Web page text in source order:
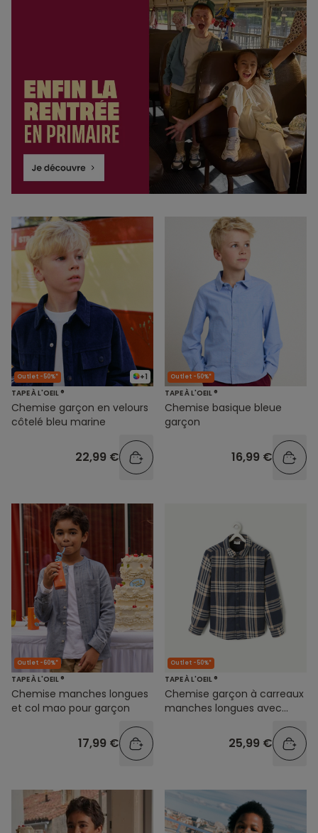
+1
Outlet -50%*
TAPE À L'OEIL ®
Chemise garçon en velours
côtelé bleu marine
22,99 €
Outlet -50%*
TAPE À L'OEIL ®
Chemise basique bleue
garçon
16,99 €
Outlet -60%*
TAPE À L'OEIL ®
Chemise manches longues
et col mao pour garçon
17,99 €
Outlet -50%*
TAPE À L'OEIL ®
Chemise garçon à carreaux
manches longues avec
25,99 €